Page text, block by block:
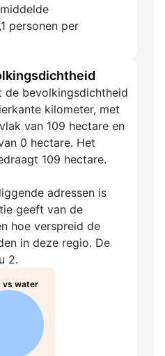
personen per
de bevolkingsdichtheid
kilometer, met
van 109 hectare en
0 hectare. Het
109 hectare.
adressen is
geeft van de
hoe verspreid de
in deze regio. De
2.
vs water